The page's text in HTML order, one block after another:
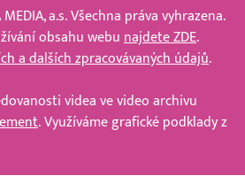
a.s. Všechna práva vyhrazena.
obsahu webu najdete ZDE.
a dalších zpracovávaných údajů.
videa ve video archivu
. Využíváme grafické podklady z